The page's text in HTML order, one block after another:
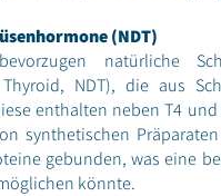
(NDT)
natürliche
NDT), die aus
enthalten neben T4 und
synthetischen
gebunden, was eine
könnte.